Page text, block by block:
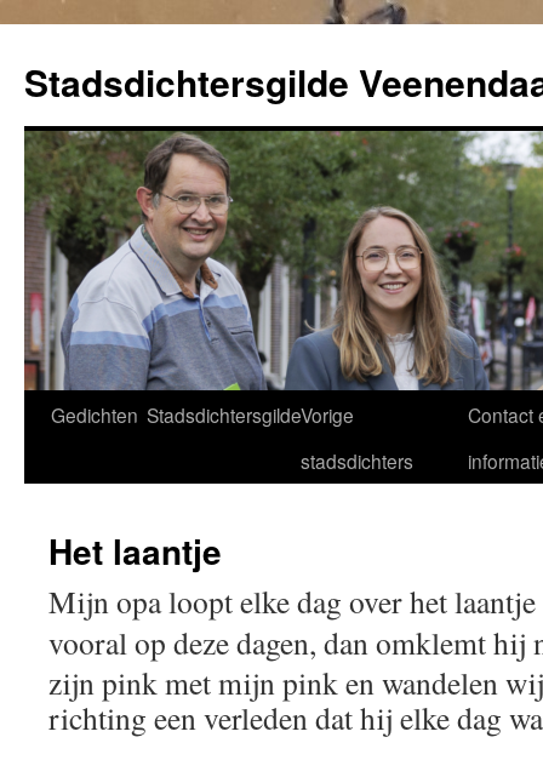
de
inhoud
Stadsdichtersgilde
Gedichten StadsdichtersgildeVorige
stadsdichters
Contact
Het laantje
Mijn opa loopt elke dag over het laantje
vooral op deze dagen, dan omklemt hij
zijn pink met mijn pink en wandelen wij
richting een verleden dat hij elke dag